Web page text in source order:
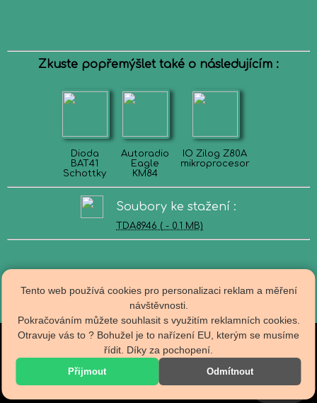
Zkuste popřemýšlet také o následujícím :
Dioda
BAT41
Schottky
Autoradio
Eagle
KM84
IO Zilog Z80A
mikroprocesor
Soubory ke stažení :
TDA8946 ( - 0.1 MB)
R A D I O T E C H N A
specializovaný E-Shop
shop@radiotechna.cz
Doprava Kontakty
Zpracování os.údajů
Nastavení cookies
Tento web používá cookies pro personalizaci reklam a měření
návštěvnosti.
Pokračováním můžete souhlasit s využitím reklamních cookies.
Otravuje vás to ? Bohužel je to nařízení EU, kterým se musíme
řídit. Díky za pochopení.
Přijmout
Odmítnout